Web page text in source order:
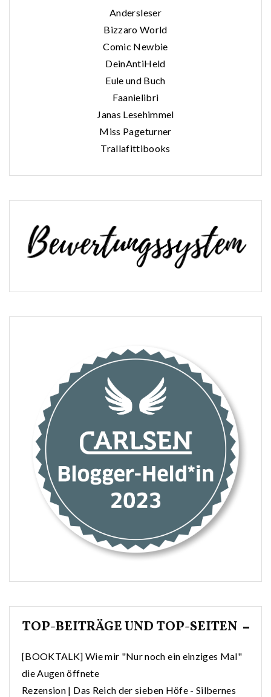
Andersleser
Bizzaro World
Comic Newbie
DeinAntiHeld
Eule und Buch
Faanielibri
Janas Lesehimmel
Miss Pageturner
Trallafittibooks
TOP-BEITRÄGE UND TOP-SEITEN
[BOOKTALK] Wie mir "Nur noch ein einziges Mal"
die Augen öffnete
Rezension | Das Reich der sieben Höfe - Silbernes